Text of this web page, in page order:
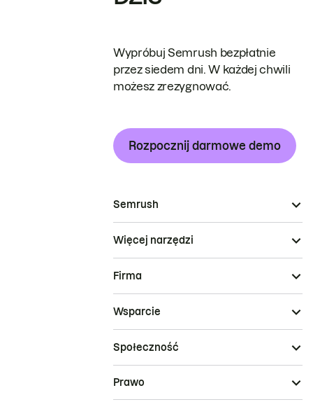
Wypróbuj Semrush bezpłatnie
przez siedem dni. W każdej chwili
możesz zrezygnować.
Rozpocznij darmowe demo
Semrush
Więcej narzędzi
Firma
Wsparcie
Społeczność
Prawo